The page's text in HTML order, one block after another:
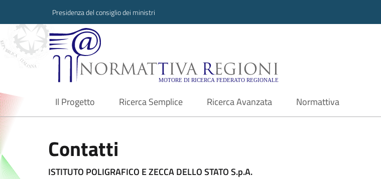
Presidenza del consiglio dei ministri
Normattiva Regioni - Motore di
Il Progetto
current Ricerca Semplice Ricerca Avanzata Normattiva
Contatti
ISTITUTO POLIGRAFICO E ZECCA DELLO STATO S.p.A.